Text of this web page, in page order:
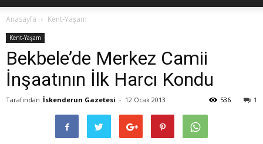
Gazetesi
Anasayfa Kent-Yaşam
Kent-Yaşam
Bekbele’de Merkez Camii
İnşaatının İlk Harcı Kondu
Tarafından İskenderun Gazetesi - 12 Ocak 2013 1
536